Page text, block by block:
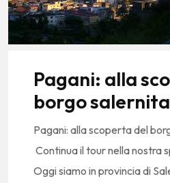
Pagani: alla
borgo
Pagani: alla scoperta del
Continua il tour nella nostra
Oggi siamo in provincia di